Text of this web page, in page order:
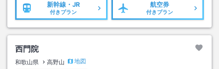
新幹線・JR
付きプラン
航空券
付きプラン
西門院
和歌山県 高野山
地図